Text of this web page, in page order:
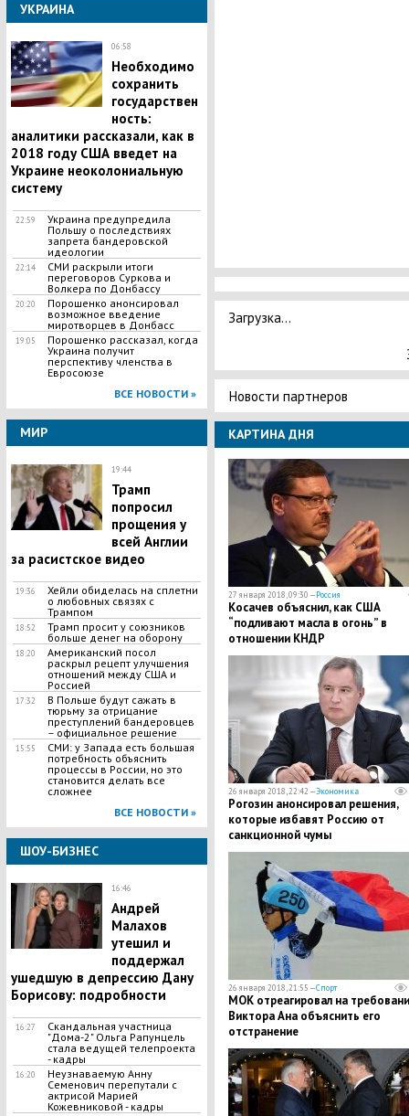
УКРАИНА
06:58
Необходимо
сохранить
государствен
ность:
аналитики рассказали, как в
2018 году США введет на
Украине неоколониальную
систему
22:59
Украина предупредила
Польшу о последствиях
запрета бандеровской
идеологии
22:14
СМИ раскрыли итоги
переговоров Суркова и
Волкера по Донбассу
20:20
Порошенко анонсировал
возможное введение
миротворцев в Донбасс
19:05
Порошенко рассказал, когда
Украина получит
перспективу членства в
Евросоюзе
ВСЕ НОВОСТИ »
МИР
19:44
Трамп
попросил
прощения у
всей Англии
за расистское видео
19:36
Хейли обиделась на сплетни
о любовных связях с
Трампом
18:52
Трамп просит у союзников
больше денег на оборону
18:20
Американский посол
раскрыл рецепт улучшения
отношений между США и
Россией
17:32
В Польше будут сажать в
тюрьму за отрицание
преступлений бандеровцев
– официальное решение
15:55
СМИ: у Запада есть большая
потребность объяснить
процессы в России, но это
становится делать все
сложнее
ВСЕ НОВОСТИ »
ШОУ-БИЗНЕС
16:46
Андрей
Малахов
утешил и
поддержал
ушедшую в депрессию Дану
Борисову: подробности
16:27
Скандальная участница
"Дома-2" Ольга Рапунцель
стала ведущей телепроекта
- кадры
16:20
Неузнаваемую Анну
Семенович перепутали с
актрисой Марией
Кожевниковой - кадры
Загрузка...
Новости партнеров
КАРТИНА ДНЯ
27 января 2018, 09:30 —Россия
Косачев объяснил, как США
“подливают масла в огонь” в
отношении КНДР
26 января 2018, 22:42 —Экономика
Рогозин анонсировал решения,
которые избавят Россию от
санкционной чумы
26 января 2018, 21:55 —Спорт
МОК отреагировал на
Виктора Ана объяснить его
отстранение